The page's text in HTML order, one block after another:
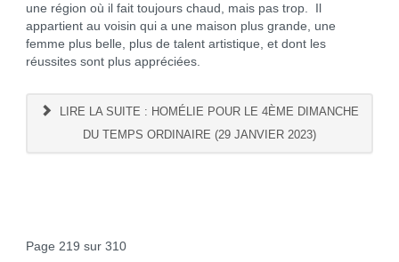
une région où il fait toujours chaud, mais pas trop. Il
appartient au voisin qui a une maison plus grande, une
femme plus belle, plus de talent artistique, et dont les
réussites sont plus appréciées.
LIRE LA SUITE : HOMÉLIE POUR LE 4ÈME DIMANCHE
DU TEMPS ORDINAIRE (29 JANVIER 2023)
Page 219 sur 310